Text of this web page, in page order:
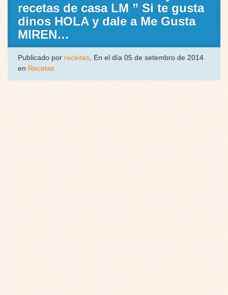
recetas de casa LM ” Si te gusta
dinos HOLA y dale a Me Gusta
MIREN…
Publicado por receitas, En el día 05 de setembro de 2014
en Recetas